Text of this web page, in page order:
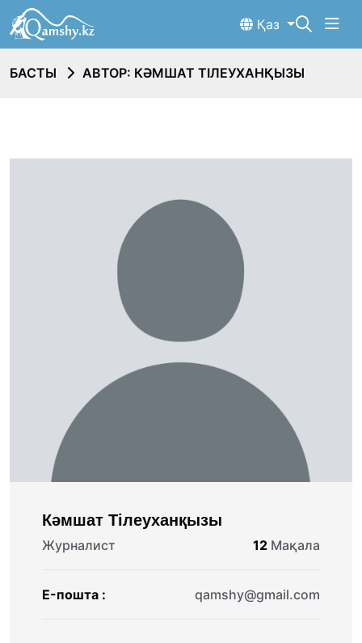
Қаз
БАСТЫ АВТОР: КӘМШАТ ТІЛЕУХАНҚЫЗЫ
Кәмшат Тілеуханқызы
Журналист 12 Мақала
E-пошта : qamshy@gmail.com